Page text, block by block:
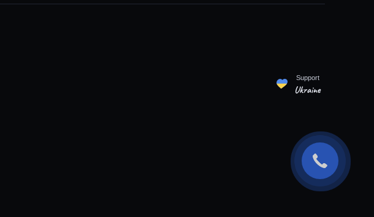
Support
Ukraine